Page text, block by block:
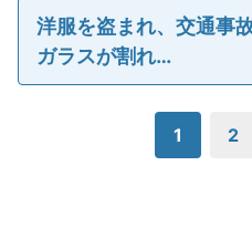
洋服を盗まれ、交通事
ガラスが割れ…
1 2